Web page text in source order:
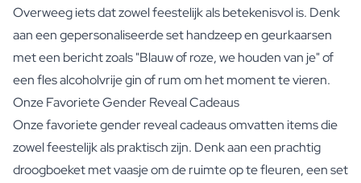
Overweeg iets dat zowel feestelijk als betekenisvol is. Denk
aan een gepersonaliseerde set handzeep en geurkaarsen
met een bericht zoals "Blauw of roze, we houden van je" of
een fles alcoholvrije gin of rum om het moment te vieren.
Onze Favoriete Gender Reveal Cadeaus
Onze favoriete gender reveal cadeaus omvatten items die
zowel feestelijk als praktisch zijn. Denk aan een prachtig
droogboeket met vaasje om de ruimte op te fleuren, een set